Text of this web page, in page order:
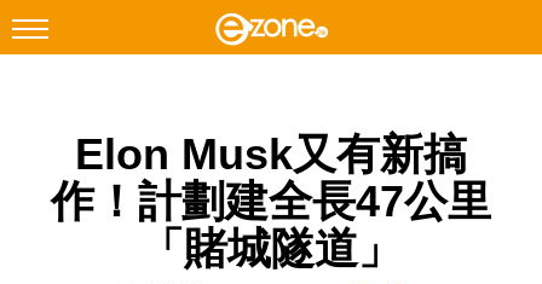
Facebook Instagram
科技焦點
Elon Musk又有新搞
作！計劃建全長47公里
「賭城隧道」